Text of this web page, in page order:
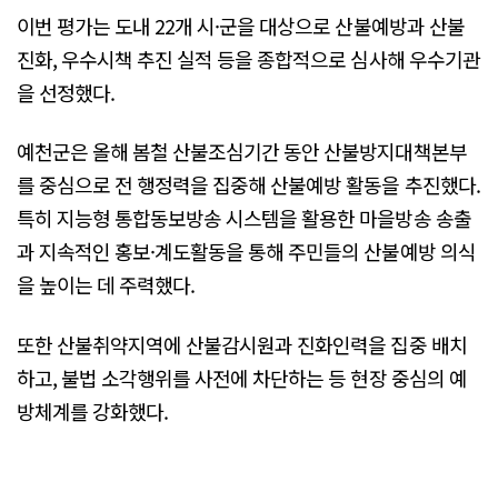
이번 평가는 도내 22개 시·군을 대상으로 산불예방과 산불
진화, 우수시책 추진 실적 등을 종합적으로 심사해 우수기관
을 선정했다.
예천군은 올해 봄철 산불조심기간 동안 산불방지대책본부
를 중심으로 전 행정력을 집중해 산불예방 활동을 추진했다.
특히 지능형 통합동보방송 시스템을 활용한 마을방송 송출
과 지속적인 홍보·계도활동을 통해 주민들의 산불예방 의식
을 높이는 데 주력했다.
또한 산불취약지역에 산불감시원과 진화인력을 집중 배치
하고, 불법 소각행위를 사전에 차단하는 등 현장 중심의 예
방체계를 강화했다.